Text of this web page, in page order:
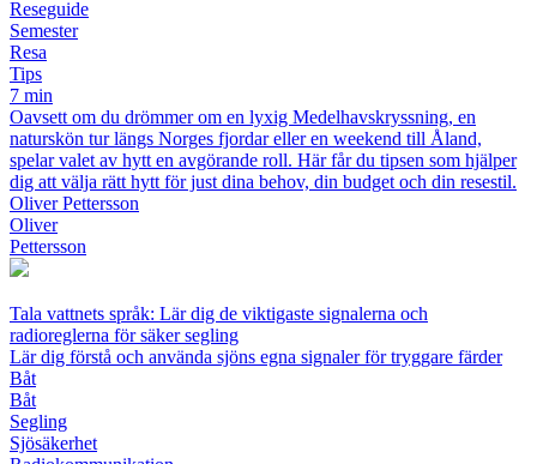
Reseguide
Semester
Resa
Tips
7 min
Oavsett om du drömmer om en lyxig Medelhavskryssning, en
naturskön tur längs Norges fjordar eller en weekend till Åland,
spelar valet av hytt en avgörande roll. Här får du tipsen som hjälper
dig att välja rätt hytt för just dina behov, din budget och din resestil.
Oliver Pettersson
Oliver
Pettersson
Tala vattnets språk: Lär dig de viktigaste signalerna och
radioreglerna för säker segling
Lär dig förstå och använda sjöns egna signaler för tryggare färder
Båt
Båt
Segling
Sjösäkerhet